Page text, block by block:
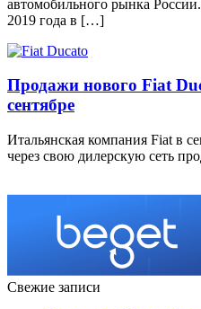
автомобильного рынка
2019 года в […]
Продажи нового Fiat
сентябре
Итальянская компания Fiat в
через свою дилерскую сеть
Свежие записи